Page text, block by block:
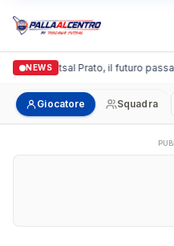
NEWS
Futsal Prato, il futuro passa da
Giocatore Squadra